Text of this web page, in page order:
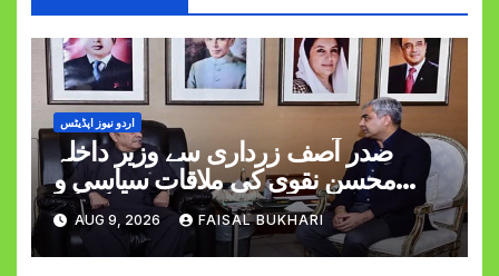
اردو نیوز اپڈیٹس
صدر آصف زرداری سے وزیر داخلہ
محسن نقوی کی ملاقات سیاسی و
قومی امور پر گفتگو
AUG 9, 2026 FAISAL BUKHARI